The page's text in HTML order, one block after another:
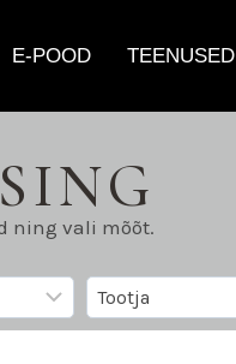
E-POOD TEENUSED
ning vali mõõt.